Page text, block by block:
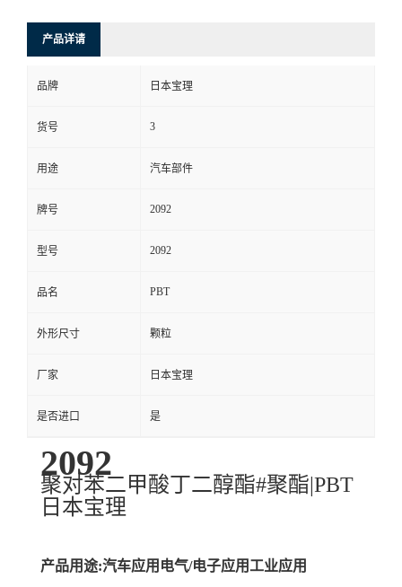
产品详请
品牌 日本宝理
货号 3
用途 汽车部件
牌号 2092
型号 2092
品名 PBT
外形尺寸 颗粒
厂家 日本宝理
是否进口 是
2092
聚对苯二甲酸丁二醇酯#聚酯|PBT
日本宝理
产品用途:汽车应用电气/电子应用工业应用